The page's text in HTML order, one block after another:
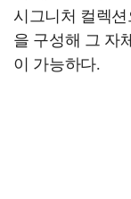
시그니처 컬렉
을 구성해 그 자
이 가능하다.